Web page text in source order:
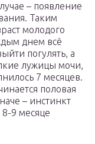
– появление
Таким
молодого
днем всё
погулять, а
лужицы мочи,
7 месяцев.
половая
– инстинкт
9 месяце